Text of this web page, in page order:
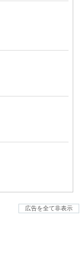
広告を全て非表示